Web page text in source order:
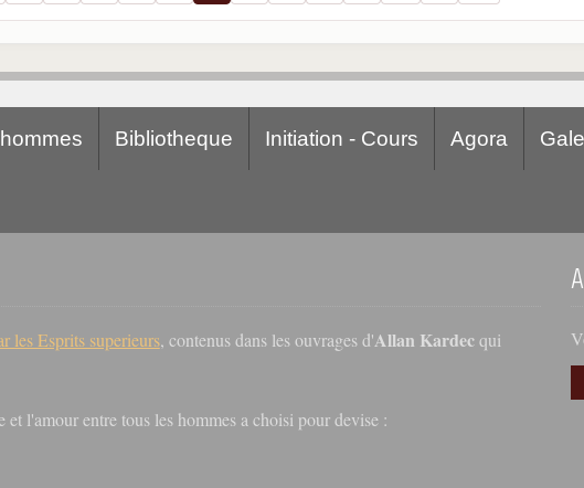
Bibliotheque Initiation - Cours Agora
les Esprits superieurs, contenus dans les ouvrages d'Allan Kardecqui
l'amour entre tous les hommes a choisi pour devise :